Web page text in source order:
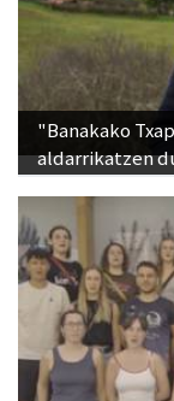
"Banakako
aldarrikatzen